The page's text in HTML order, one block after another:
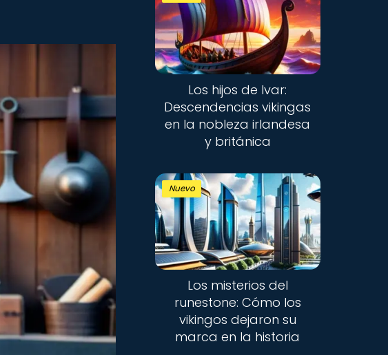
Los hijos de Ivar:
Descendencias vikingas
en la nobleza irlandesa
y británica
Nuevo
Los misterios del
runestone: Cómo los
vikingos dejaron su
marca en la historia